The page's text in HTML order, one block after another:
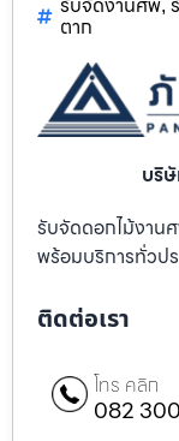
,
ตาก
บริ
รับจัดดอกไม้งานศ
พร้อมบริการทั่วป
ติดต่อเรา
โทร คลิก
082